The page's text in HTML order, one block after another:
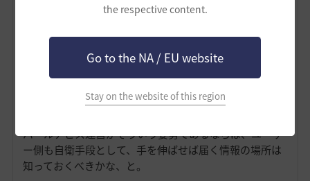
the respective content.
Go to the NA / EU website
Stay on the website of this region
いた方にとって、延期発表が当日にいきなり！？という
のはかなり不誠実だなと私には思えました。
グロラボでは先週すでに（ほぼ１週間前）発表していた
のに、ですね。
パールアビス運営がそういう姿勢であるならば、ユーザ
ー側も自衛手段として、手を伸ばせば届く情報の場所は
知っておくべきかな、と。